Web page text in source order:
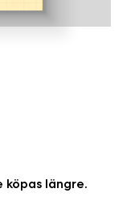
köpas längre.